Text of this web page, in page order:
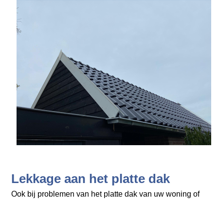
Lekkage aan het platte dak
Ook bij problemen van het platte dak van uw woning of